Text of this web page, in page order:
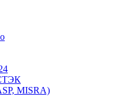
MISRA)